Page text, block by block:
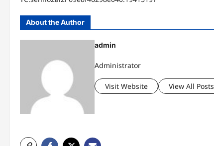
About the Author
admin
Administrator
Visit Website View All Posts